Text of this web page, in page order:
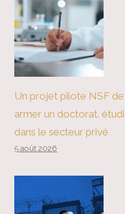
Un projet pilote NSF
armer un doctorat.
dans le secteur privé
5 août 2026